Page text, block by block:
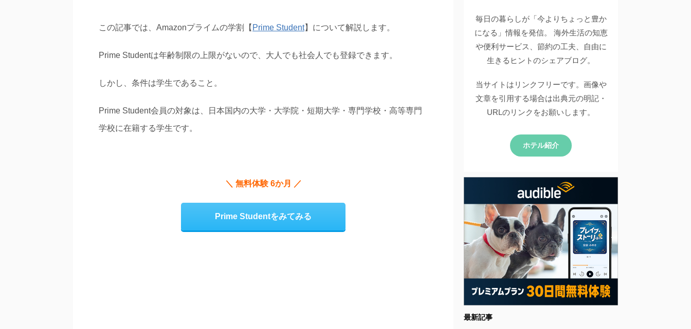
この記事では、Amazonプライムの学割【 Prime Student】について解説します。
Prime Studentは年齢制限の上限がないので、大人でも社会人でも登録できます。
しかし、条件は学生であること。
Prime Student会員の対象は、日本国内の大学・大学院・短期大学・専門学校・高等専門
学校に在籍する学生です。
＼ 無料体験 6か月 ／
Prime Studentをみてみる
毎日の暮らしが「今よりちょっと豊か
になる」情報を発信。 海外生活の知恵
や便利サービス、節約の工夫、自由に
生きるヒントのシェアブログ。
当サイトはリンクフリーです。画像や
文章を引用する場合は出典元の明記・
URLのリンクをお願いします。
ホテル紹介
最新記事